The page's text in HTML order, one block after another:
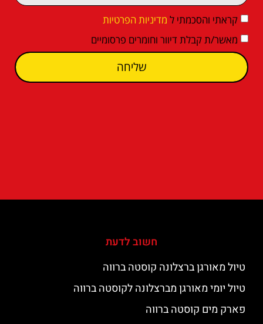
קראתי והסכמתי ל מדיניות הפרטיות
מאשר/ת קבלת דיוור וחומרים פרסומיים
שליחה
חשוב לדעת
טיול מאורגן ברצלונה קוסטה ברווה
טיול יומי מאורגן מברצלונה לקוסטה ברווה
פארק מים קוסטה ברווה